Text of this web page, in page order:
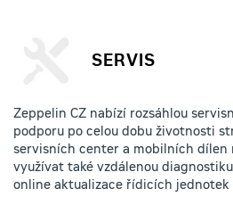
SERVIS
Zeppelin CZ nabízí rozsáhlou
podporu po celou dobu životnosti
servisních center a mobilních dílen
využívat také vzdálenou diagnostiku
online aktualizace řídicích